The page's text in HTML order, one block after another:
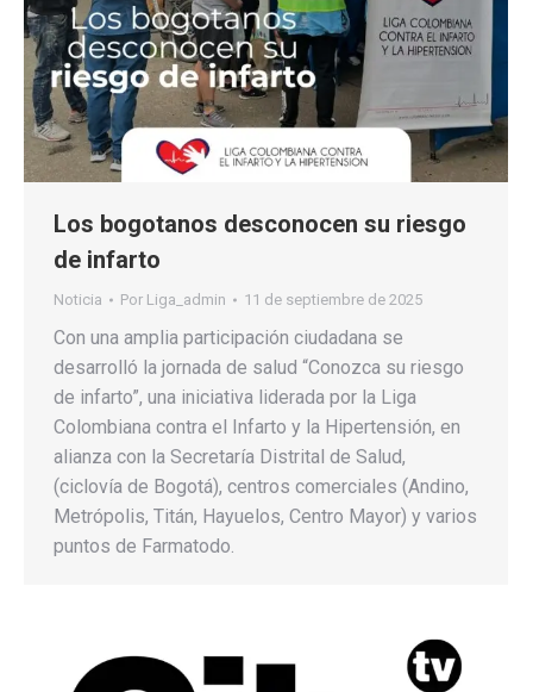
Los bogotanos desconocen su riesgo
de infarto
Noticia Por Liga_admin 11 de septiembre de 2025
Con una amplia participación ciudadana se
desarrolló la jornada de salud “Conozca su riesgo
de infarto”, una iniciativa liderada por la Liga
Colombiana contra el Infarto y la Hipertensión, en
alianza con la Secretaría Distrital de Salud,
(ciclovía de Bogotá), centros comerciales (Andino,
Metrópolis, Titán, Hayuelos, Centro Mayor) y varios
puntos de Farmatodo.